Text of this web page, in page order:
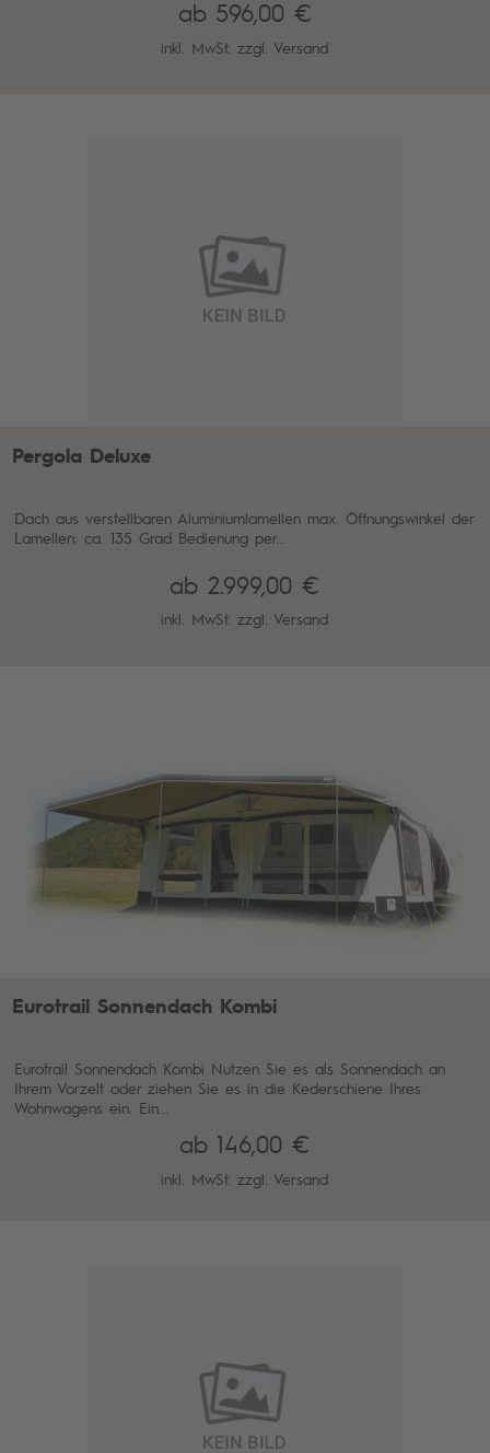
ab 596,00 €
inkl. MwSt. zzgl. Versand
Pergola Deluxe
Dach aus verstellbaren Aluminiumlamellen max. Öffnungswinkel der
Lamellen: ca. 135 Grad Bedienung per...
ab 2.999,00 €
inkl. MwSt. zzgl. Versand
Eurotrail Sonnendach Kombi
Eurotrail Sonnendach Kombi Nutzen Sie es als Sonnendach an
Ihrem Vorzelt oder ziehen Sie es in die Kederschiene Ihres
Wohnwagens ein. Ein...
ab 146,00 €
inkl. MwSt. zzgl. Versand